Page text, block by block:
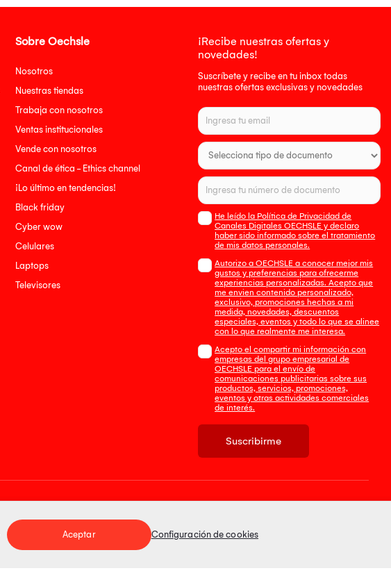
Sobre Oechsle
Nosotros
Nuestras tiendas
Trabaja con nosotros
Ventas institucionales
Vende con nosotros
Canal de ética - Ethics channel
¡Lo último en tendencias!
Black friday
Cyber wow
Celulares
Laptops
Televisores
¡Recibe nuestras ofertas y
novedades!
Suscríbete y recibe en tu inbox todas
nuestras ofertas exclusivas y novedades
He leído la Política de Privacidad de
Canales Digitales OECHSLE y declaro
haber sido informado sobre el tratamiento
de mis datos personales.
Autorizo a OECHSLE a conocer mejor mis
gustos y preferencias para ofrecerme
experiencias personalizadas. Acepto que
me envien contenido personalizado,
exclusivo, promociones hechas a mi
medida, novedades, descuentos
especiales, eventos y todo lo que se alinee
con lo que realmente me interesa.
Acepto el compartir mi información con
empresas del grupo empresarial de
OECHSLE para el envío de
comunicaciones publicitarias sobre sus
productos, servicios, promociones,
eventos y otras actividades comerciales
de interés.
Suscribirme
Tienda 100% Segura
Aceptar Configuración de cookies